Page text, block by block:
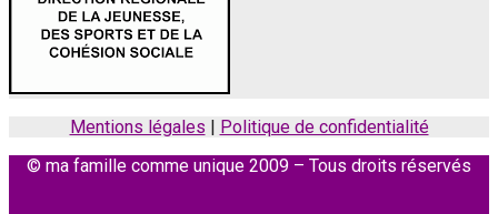
Mentions légales | Politique de confidentialité
© ma famille comme unique 2009 – Tous droits réservés